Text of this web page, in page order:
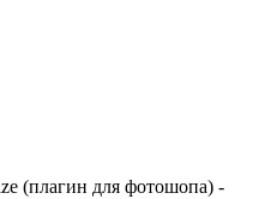
(плагин для фотошопа) -